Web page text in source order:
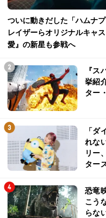
ついに動きだした「ハムナ
レイザーらオリジナルキャ
愛』の新星も参戦へ
『ス
挙紹
ター
「ダ
れな
リー
ター
恐竜
こう
らな